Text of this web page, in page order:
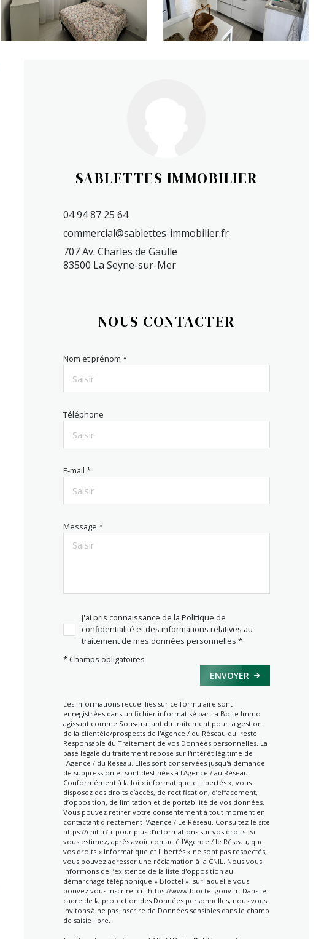
SABLETTES IMMOBILIER
04 94 87 25 64
commercial@sablettes-immobilier.fr
707 Av. Charles de Gaulle
83500 La Seyne-sur-Mer
NOUS CONTACTER
Nom et prénom *
Téléphone
E-mail *
Message *
J'ai pris connaissance de la Politique de
confidentialité et des informations relatives au
traitement de mes données personnelles *
* Champs obligatoires
ENVOYER
Les informations recueillies sur ce formulaire sont
enregistrées dans un fichier informatisé par La Boite Immo
agissant comme Sous-traitant du traitement pour la gestion
de la clientèle/prospects de l'Agence / du Réseau qui reste
Responsable du Traitement de vos Données personnelles. La
base légale du traitement repose sur l'intérêt légitime de
l'Agence / du Réseau. Elles sont conservées jusqu'à demande
de suppression et sont destinées à l'Agence / au Réseau.
Conformément à la loi « informatique et libertés », vous
disposez des droits d’accès, de rectification, d’effacement,
d’opposition, de limitation et de portabilité de vos données.
Vous pouvez retirer votre consentement à tout moment en
contactant directement l’Agence / Le Réseau. Consultez le site
https://cnil.fr/frpour plus d’informations sur vos droits. Si
vous estimez, après avoir contacté l'Agence / le Réseau, que
vos droits « Informatique et Libertés » ne sont pas respectés,
vous pouvez adresser une réclamation à la CNIL. Nous vous
informons de l’existence de la liste d'opposition au
démarchage téléphonique « Bloctel », sur laquelle vous
pouvez vous inscrire ici : https://www.bloctel.gouv.fr. Dans le
cadre de la protection des Données personnelles, nous vous
invitons à ne pas inscrire de Données sensibles dans le champ
de saisie libre.